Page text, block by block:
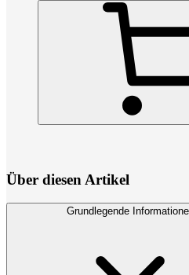
Über diesen Artikel
Grundlegende